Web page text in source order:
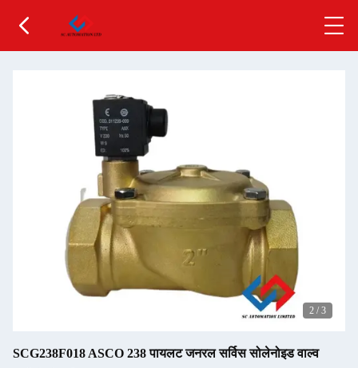
2 / 3
SCG238F018 ASCO 238 पायलट जनरल सर्विस सोलेनोइड वाल्व